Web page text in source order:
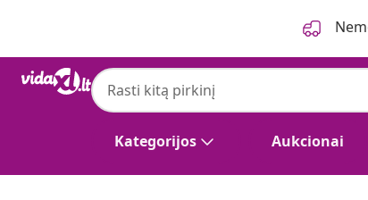
Kategorijos Aukcionai